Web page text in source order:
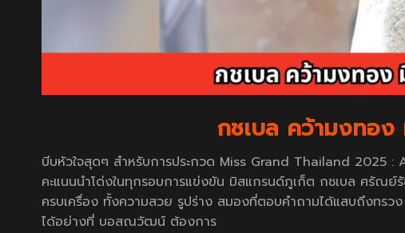
กชเบล คว้ามงทอ
บีบหัวใจสุดๆ สำหรับการประกวด Miss Grand Thailand 2025 :
คะแนนนำโด่งในทุกรอบการแข่งขัน มิสแกรนด์ภูเก็ต กชเบล ศรัณ
ครบเครื่อง ทั้งความสวย รูปร่าง สมองที่ตอบคำถามได้แสบถึงทร
ได้อย่างที่ บอสณวัฒน์ ต้องการ